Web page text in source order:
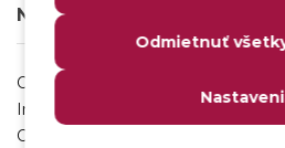
Naše weby
Ochrana osobných údajov
Impressum
Odhlásenie sa z msg IT komunity
Odmietnuť